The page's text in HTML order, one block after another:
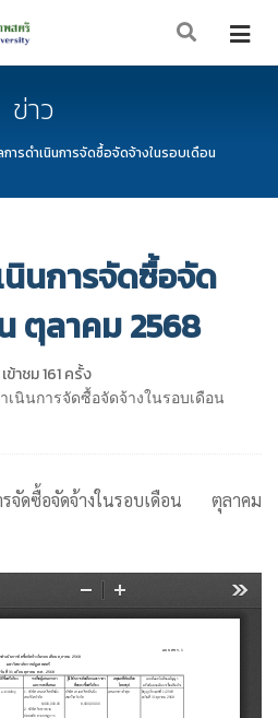
ข่าว
ารดำเนินการจัดซื้อจัดจ้างในรอบเดือน
นการจัดซื้อจัด
ตุลาคม 2568
เข้าชม 161 ครั้ง
เนินการจัดซื้อจัดจ้างในรอบเดือน
รจัดซื้อจัดจ้างในรอบเดือน ตุลาคม